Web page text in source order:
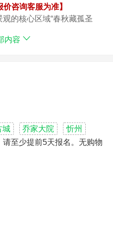
咨询客服为准】
的核心区域“春秋藏孤圣
院”,从北向南，从西向东，
、奇、秀、幽于一身，泉
山祠高处-“总圣悬楼”，可
以及对面“南天门”幽深的石
人石刻，
内容
城 乔家大院
忻州
至少提前5天报名。无购物